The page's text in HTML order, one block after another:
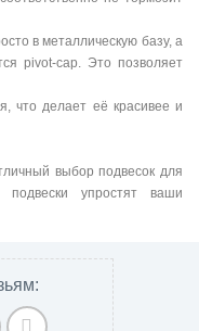
в металлическую базу, а
pivot-cap. Это позволяет
что делает её красивее и
выбор подвесок для
подвески упростят ваши